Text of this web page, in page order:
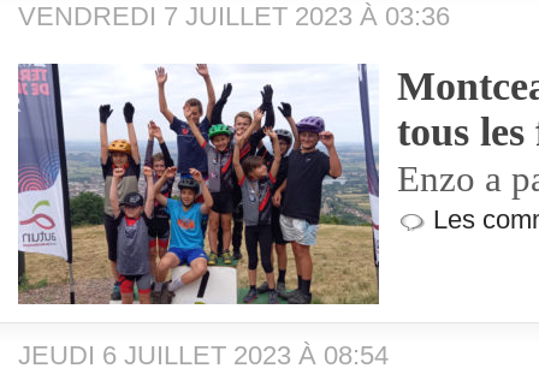
VENDREDI 7 JUILLET 2023 À 03:36
tous
Enzo a
Les
JEUDI 6 JUILLET 2023 À 08:54